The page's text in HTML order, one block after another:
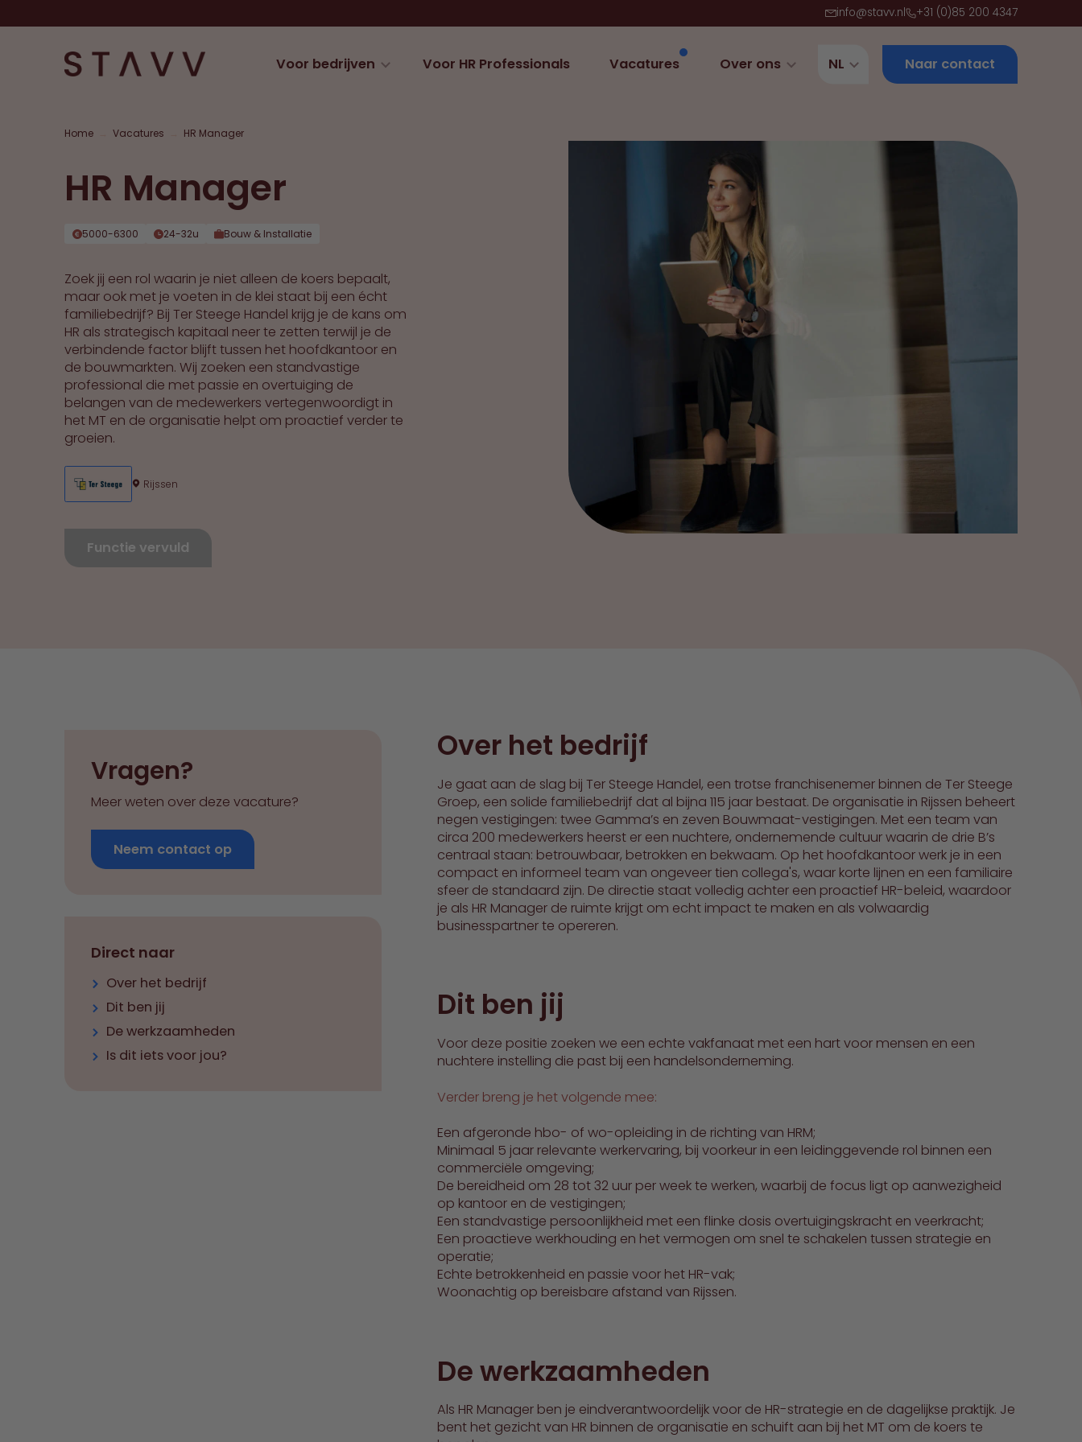
info@stavv.nl +31 (0)85 200 4347
Voor bedrijven Voor HR Professionals Vacatures Over ons NL Naar contact
Home Vacatures HR Manager
HR Manager
5000-6300 24-32u Bouw & Installatie
Zoek jij een rol waarin je niet alleen de koers bepaalt,
maar ook met je voeten in de klei staat bij een écht
familiebedrijf? Bij Ter Steege Handel krijg je de kans om
HR als strategisch kapitaal neer te zetten terwijl je de
verbindende factor blijft tussen het hoofdkantoor en
de bouwmarkten. Wij zoeken een standvastige
professional die met passie en overtuiging de
belangen van de medewerkers vertegenwoordigt in
het MT en de organisatie helpt om proactief verder te
groeien.
Rijssen
Functie vervuld
Vragen?
Meer weten over deze vacature?
Neem contact op
Direct naar
Over het bedrijf
Dit ben jij
De werkzaamheden
Is dit iets voor jou?
Over het bedrijf
Je gaat aan de slag bij Ter Steege Handel, een trotse franchisenemer binnen de Ter Steege
Groep, een solide familiebedrijf dat al bijna 115 jaar bestaat. De organisatie in Rijssen beheert
negen vestigingen: twee Gamma’s en zeven Bouwmaat-vestigingen. Met een team van
circa 200 medewerkers heerst er een nuchtere, ondernemende cultuur waarin de drie B’s
centraal staan: betrouwbaar, betrokken en bekwaam. Op het hoofdkantoor werk je in een
compact en informeel team van ongeveer tien collega's, waar korte lijnen en een familiaire
sfeer de standaard zijn. De directie staat volledig achter een proactief HR-beleid, waardoor
je als HR Manager de ruimte krijgt om echt impact te maken en als volwaardig
businesspartner te opereren.
Dit ben jij
Voor deze positie zoeken we een echte vakfanaat met een hart voor mensen en een
nuchtere instelling die past bij een handelsonderneming.
Verder breng je het volgende mee:
Een afgeronde hbo- of wo-opleiding in de richting van HRM;
Minimaal 5 jaar relevante werkervaring, bij voorkeur in een leidinggevende rol binnen een
commerciële omgeving;
De bereidheid om 28 tot 32 uur per week te werken, waarbij de focus ligt op aanwezigheid
op kantoor en de vestigingen;
Een standvastige persoonlijkheid met een flinke dosis overtuigingskracht en veerkracht;
Een proactieve werkhouding en het vermogen om snel te schakelen tussen strategie en
operatie;
Echte betrokkenheid en passie voor het HR-vak;
Woonachtig op bereisbare afstand van Rijssen.
De werkzaamheden
Als HR Manager ben je eindverantwoordelijk voor de HR-strategie en de dagelijkse praktijk. Je
bent het gezicht van HR binnen de organisatie en schuift aan bij het MT om de koers te